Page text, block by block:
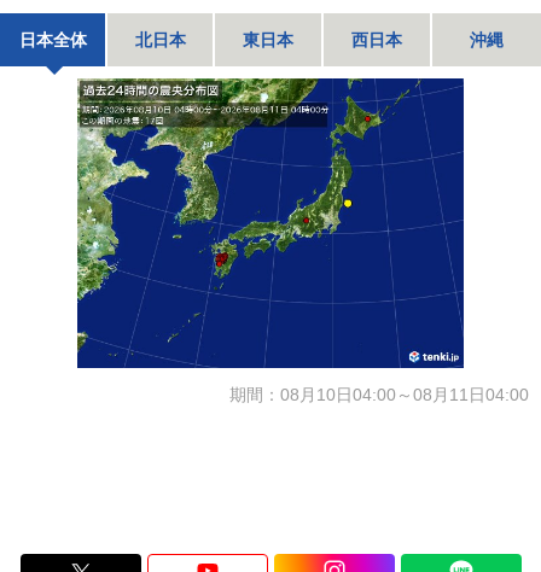
日本全体 北日本 東日本 西日本 沖縄
期間：08月10日04:00～08月11日04:00